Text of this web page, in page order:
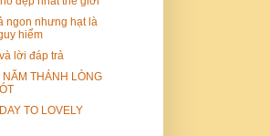
ngon nhưng hạt là
hiểm
lời đáp trả
THÁNH LÒNG
TO LOVELY